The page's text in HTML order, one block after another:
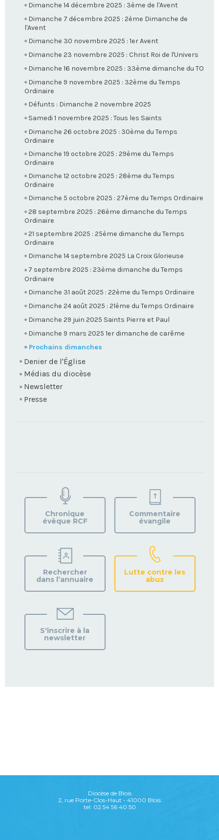
Dimanche 14 décembre 2025 : 3ème de l'Avent
Dimanche 7 décembre 2025 : 2ème Dimanche de
l'Avent
Dimanche 30 novembre 2025 : 1er Avent
Dimanche 23 novembre 2025 : Christ Roi de l'Univers
Dimanche 16 novembre 2025 : 33ème dimanche du TO
Dimanche 9 novembre 2025 : 32ème du Temps
Ordinaire
Défunts : Dimanche 2 novembre 2025
Samedi 1 novembre 2025 : Tous les Saints
Dimanche 26 octobre 2025 : 30ème du Temps
Ordinaire
Dimanche 19 octobre 2025 : 29ème du Temps
Ordinaire
Dimanche 12 octobre 2025 : 28ème du Temps
Ordinaire
Dimanche 5 octobre 2025 : 27ème du Temps Ordinaire
28 septembre 2025 : 26ème dimanche du Temps
Ordinaire
21 septembre 2025 : 25ème dimanche du Temps
Ordinaire
Dimanche 14 septembre 2025 La Croix Glorieuse
7 septembre 2025 : 23ème dimanche du Temps
Ordinaire
Dimanche 31 août 2025 : 22ème du Temps Ordinaire
Dimanche 24 août 2025 : 21ème du Temps Ordinaire
Dimanche 29 juin 2025 Saints Pierre et Paul
Dimanche 9 mars 2025 1er dimanche de carême
Prochains dimanches
Denier de l'Église
Médias du diocèse
Newsletter
Presse
VOTRE
PAROISSE
Chronique
évêque RCF
Commentaire
évangile
Rechercher
dans l’annuaire
Lutte contre les
abus
S'inscrire à la
newsletter
Diocèse de Blois
2, rue Porte-Clos-Haut - 41000 Blois
tel: 02 54 56 40 50